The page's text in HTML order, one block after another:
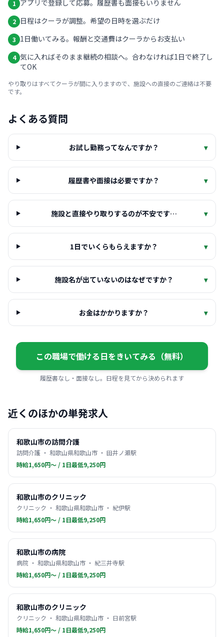
1 アプリで登録して応募。履歴書も面接もいりません
2 日程はクーラが調整。希望の日時を選ぶだけ
3 1日働いてみる。報酬と交通費はクーラからお支払い
4 気に入ればそのまま継続の相談へ。合わなければ1日で終了し
てOK
やり取りはすべてクーラが間に入りますので、施設への直接のご連絡は不要
です。
よくある質問
お試し勤務ってなんですか？ ▾
履歴書や面接は必要ですか？ ▾
施設と直接やり取りするのが不安です… ▾
1日でいくらもらえますか？ ▾
施設名が出ていないのはなぜですか？ ▾
お金はかかりますか？ ▾
この職場で働ける日をきいてみる（無料）
履歴書なし・面接なし。日程を見てから決められます
近くのほかの単発求人
和歌山市の訪問介護
訪問介護 ・ 和歌山県和歌山市 ・ 田井ノ瀬駅
時給1,650円〜 / 1日最低9,250円
和歌山市のクリニック
クリニック ・ 和歌山県和歌山市 ・ 紀伊駅
時給1,650円〜 / 1日最低9,250円
和歌山市の病院
病院 ・ 和歌山県和歌山市 ・ 紀三井寺駅
時給1,650円〜 / 1日最低9,250円
和歌山市のクリニック
クリニック ・ 和歌山県和歌山市 ・ 日前宮駅
時給1,650円〜 / 1日最低9,250円